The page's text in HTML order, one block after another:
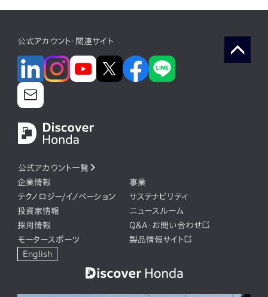
公式アカウント・関連サイト
公式アカウント一覧
企業情報
事業
テクノロジー/イノベーション
サステナビリティ
投資家情報
ニュースルーム
採用情報
Q&A・お問い合わせ
モータースポーツ
製品情報サイト
English